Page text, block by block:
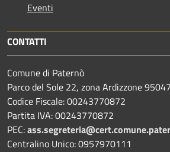
Eventi
CONTATTI
Comune di Paternò
Parco del Sole 22, zona Ardizzone
Codice Fiscale: 00243770872
Partita IVA: 00243770872
PEC:
Centralino Unico: 0957970111